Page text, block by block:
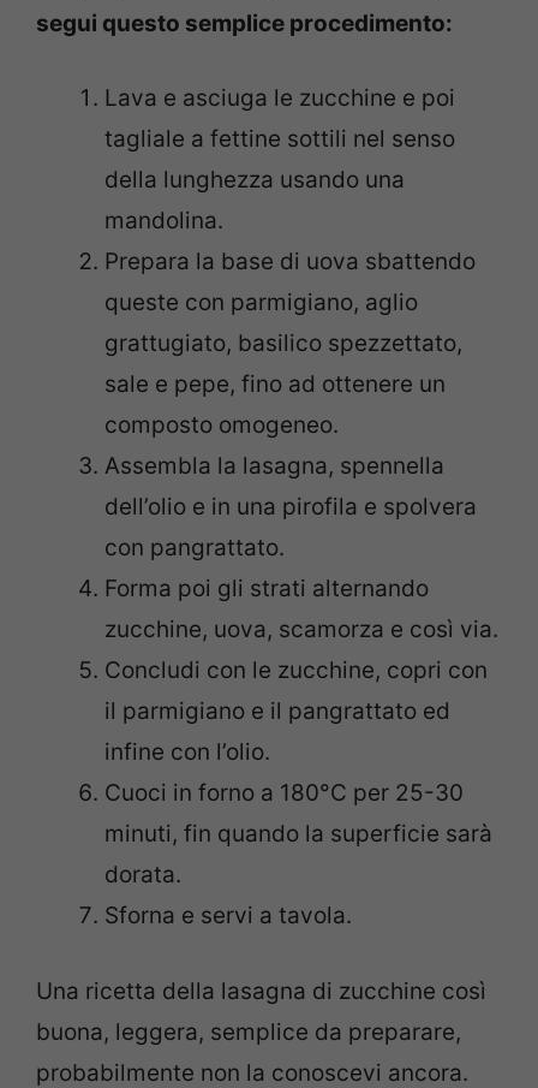
segui questo semplice procedimento:
Lava e asciuga le zucchine e poi
tagliale a fettine sottili nel senso
della lunghezza usando una
mandolina.
Prepara la base di uova sbattendo
queste con parmigiano, aglio
grattugiato, basilico spezzettato,
sale e pepe, fino ad ottenere un
composto omogeneo.
Assembla la lasagna, spennella
dell’olio e in una pirofila e spolvera
con pangrattato.
Forma poi gli strati alternando
zucchine, uova, scamorza e così via.
Concludi con le zucchine, copri con
il parmigiano e il pangrattato ed
infine con l’olio.
Cuoci in forno a 180°C per 25-30
minuti, fin quando la superficie sarà
dorata.
Sforna e servi a tavola.
Una ricetta della lasagna di zucchine così
buona, leggera, semplice da preparare,
probabilmente non la conoscevi ancora.